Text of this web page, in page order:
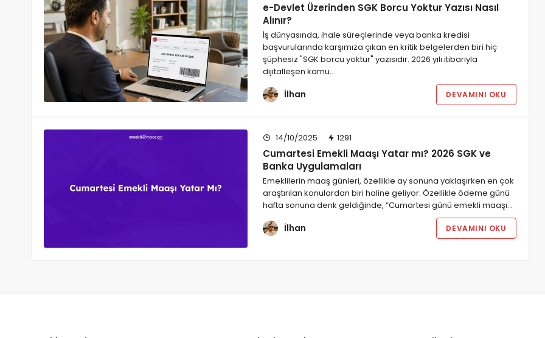
e-Devlet Üzerinden SGK Borcu Yoktur Yazısı Nasıl
Alınır?
İş dünyasında, ihale süreçlerinde veya banka kredisi
başvurularında karşımıza çıkan en kritik belgelerden biri hiç
şüphesiz "SGK borcu yoktur" yazısıdır. 2026 yılı itibarıyla
dijitalleşen kamu…
İlhan DEVAMINI OKU
14/10/2025 1291
Cumartesi Emekli Maaşı Yatar mı? 2026 SGK ve
Banka Uygulamaları
Emeklilerin maaş günleri, özellikle ay sonuna yaklaşırken en çok
araştırılan konulardan biri haline geliyor. Özellikle ödeme günü
hafta sonuna denk geldiğinde, “Cumartesi günü emekli maaşı…
İlhan DEVAMINI OKU